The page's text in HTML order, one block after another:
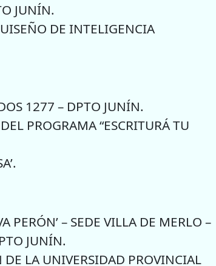
JUNÍN.
DE INTELIGENCIA
1277 – DPTO JUNÍN.
PROGRAMA “ESCRITURÁ TU
PERÓN’ – SEDE VILLA DE MERLO –
JUNÍN.
LA UNIVERSIDAD PROVINCIAL